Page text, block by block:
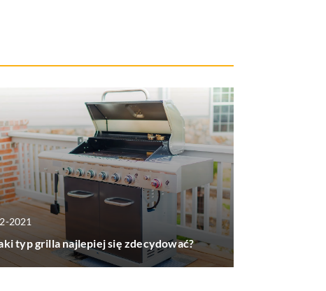
2021
typ grilla najlepiej się zdecydować?